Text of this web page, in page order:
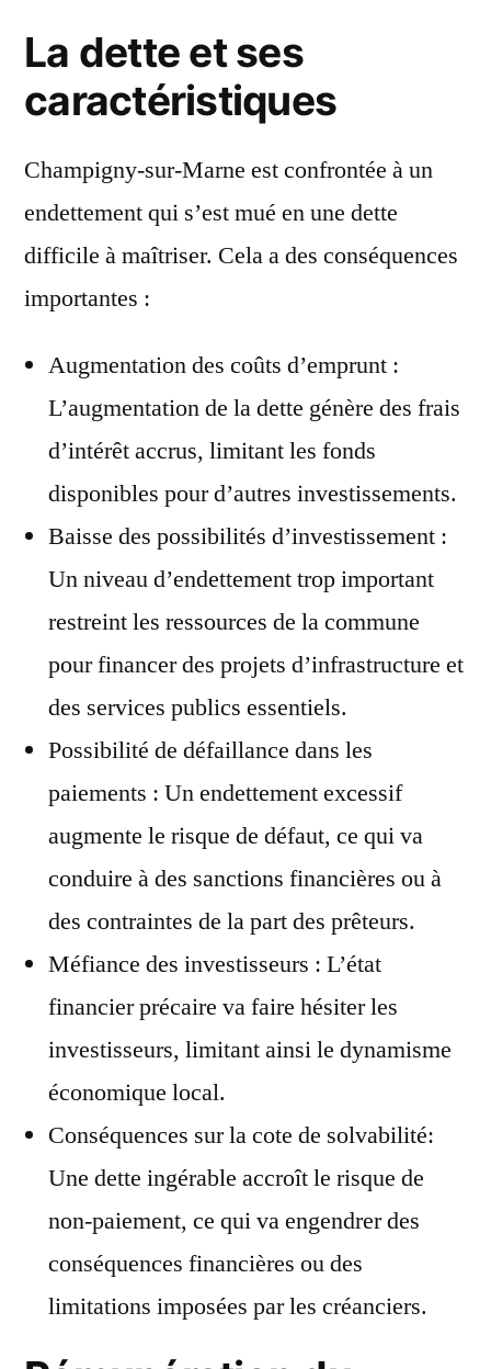
La dette et ses
caractéristiques
Champigny-sur-Marne est confrontée à un
endettement qui s’est mué en une dette
difficile à maîtriser. Cela a des conséquences
importantes :
Augmentation des coûts d’emprunt :
L’augmentation de la dette génère des frais
d’intérêt accrus, limitant les fonds
disponibles pour d’autres investissements.
Baisse des possibilités d’investissement :
Un niveau d’endettement trop important
restreint les ressources de la commune
pour financer des projets d’infrastructure et
des services publics essentiels.
Possibilité de défaillance dans les
paiements : Un endettement excessif
augmente le risque de défaut, ce qui va
conduire à des sanctions financières ou à
des contraintes de la part des prêteurs.
Méfiance des investisseurs : L’état
financier précaire va faire hésiter les
investisseurs, limitant ainsi le dynamisme
économique local.
Conséquences sur la cote de solvabilité:
Une dette ingérable accroît le risque de
non-paiement, ce qui va engendrer des
conséquences financières ou des
limitations imposées par les créanciers.